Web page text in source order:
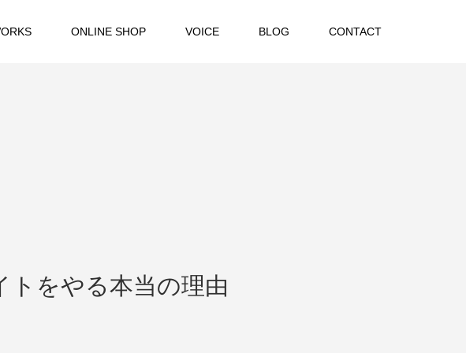
ONLINE SHOP VOICE BLOG CONTACT
をやる本当の理由